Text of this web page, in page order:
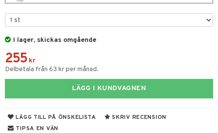
I lager, skickas omgående
255 kr
Delbetala från 63 kr per månad.
LÄGG I KUNDVAGNEN
LÄGG TILL PÅ ÖNSKELISTA
SKRIV RECENSION
TIPSA EN VÄN
& Antifrizz
makeup remover
& Highlighter
spray